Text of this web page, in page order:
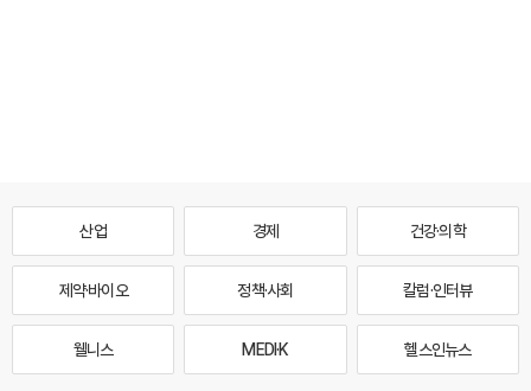
산업 경제 건강·의학
제약·바이오 정책·사회 칼럼·인터뷰
웰니스 MEDI·K 헬스인뉴스